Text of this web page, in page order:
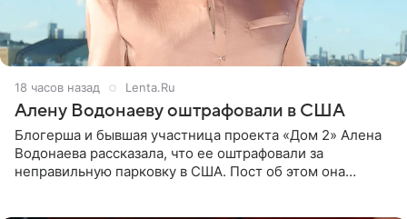
18 часов назад Lenta.Ru
Алену Водонаеву оштрафовали в США
Блогерша и бывшая участница проекта «Дом 2» Алена
Водонаева рассказала, что ее оштрафовали за
неправильную парковку в США. Пост об этом она